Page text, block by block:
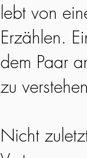
lebt von
Erzählen.
dem Paar
zu
Nicht